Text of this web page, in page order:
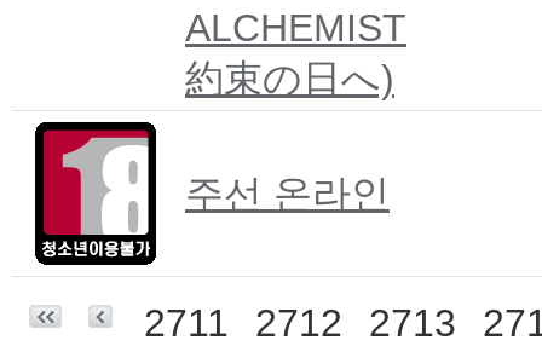
ALCHEMIST
約束の日へ)
주선 온라인
2711 2712 2713